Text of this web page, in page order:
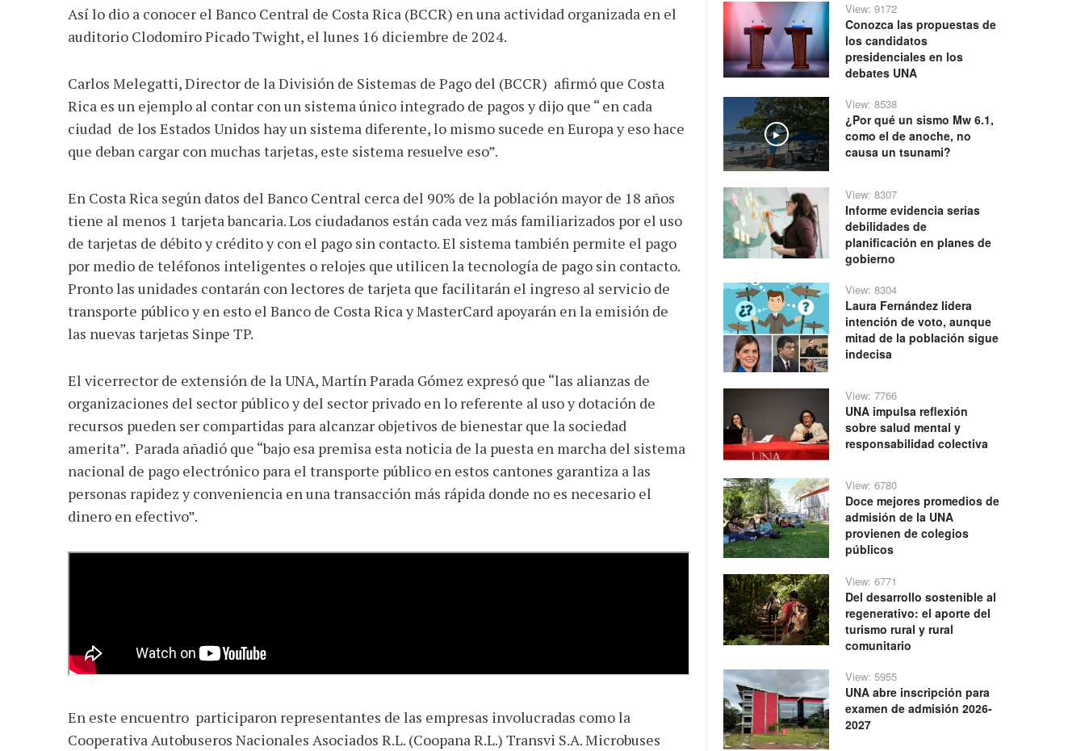
Así lo dio a conocer el Banco Central de Costa Rica (BCCR) en una actividad organizada en el
auditorio Clodomiro Picado Twight, el lunes 16 diciembre de 2024.
Carlos Melegatti, Director de la División de Sistemas de Pago del (BCCR) afirmó que Costa
Rica es un ejemplo al contar con un sistema único integrado de pagos y dijo que “ en cada
ciudad de los Estados Unidos hay un sistema diferente, lo mismo sucede en Europa y eso hace
que deban cargar con muchas tarjetas, este sistema resuelve eso”.
En Costa Rica según datos del Banco Central cerca del 90% de la población mayor de 18 años
tiene al menos 1 tarjeta bancaria. Los ciudadanos están cada vez más familiarizados por el uso
de tarjetas de débito y crédito y con el pago sin contacto. El sistema también permite el pago
por medio de teléfonos inteligentes o relojes que utilicen la tecnología de pago sin contacto.
Pronto las unidades contarán con lectores de tarjeta que facilitarán el ingreso al servicio de
transporte público y en esto el Banco de Costa Rica y MasterCard apoyarán en la emisión de
las nuevas tarjetas Sinpe TP.
El vicerrector de extensión de la UNA, Martín Parada Gómez expresó que “las alianzas de
organizaciones del sector público y del sector privado en lo referente al uso y dotación de
recursos pueden ser compartidas para alcanzar objetivos de bienestar que la sociedad
amerita”. Parada añadió que “bajo esa premisa esta noticia de la puesta en marcha del sistema
nacional de pago electrónico para el transporte público en estos cantones garantiza a las
personas rapidez y conveniencia en una transacción más rápida donde no es necesario el
dinero en efectivo”.
En este encuentro participaron representantes de las empresas involucradas como la
Cooperativa Autobuseros Nacionales Asociados R.L. (Coopana R.L.) Transvi S.A. Microbuses
View: 9172
Conozca las propuestas de
los candidatos
presidenciales en los
debates UNA
Play
View: 8538
¿Por qué un sismo Mw 6.1,
como el de anoche, no
causa un tsunami?
View: 8307
Informe evidencia serias
debilidades de
planificación en planes de
gobierno
View: 8304
Laura Fernández lidera
intención de voto, aunque
mitad de la población sigue
indecisa
View: 7766
UNA impulsa reflexión
sobre salud mental y
responsabilidad colectiva
View: 6780
Doce mejores promedios de
admisión de la UNA
provienen de colegios
públicos
View: 6771
Del desarrollo sostenible al
regenerativo: el aporte del
turismo rural y rural
comunitario
View: 5955
UNA abre inscripción para
examen de admisión 2026-
2027